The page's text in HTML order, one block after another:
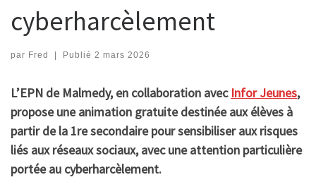
cyberharcèlement
par Fred | Publié 2 mars 2026
L’EPN de Malmedy, en collaboration avec Infor Jeunes,
propose une animation gratuite destinée aux élèves à
partir de la 1re secondaire pour sensibiliser aux risques
liés aux réseaux sociaux, avec une attention particulière
portée au cyberharcèlement.